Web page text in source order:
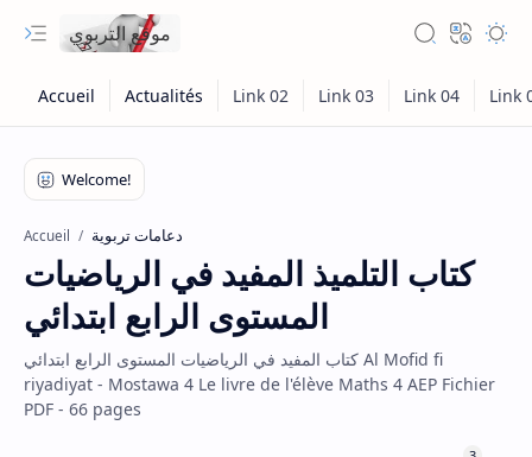
موقع التربوي
Accueil دعامات تربوية
كتاب التلميذ المفيد في الرياضيات
المستوى الرابع ابتدائي
كتاب المفيد في الرياضيات المستوى الرابع ابتدائي Al Mofid fi
riyadiyat - Mostawa 4 Le livre de l'élève Maths 4 AEP Fichier
PDF - 66 pages